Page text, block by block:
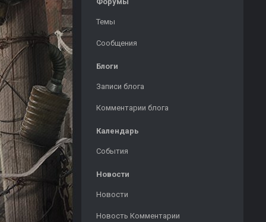
Темы
Сообщения
Блоги
Записи блога
Комментарии блога
Календарь
События
Новости
Новости
Новость Комментарии